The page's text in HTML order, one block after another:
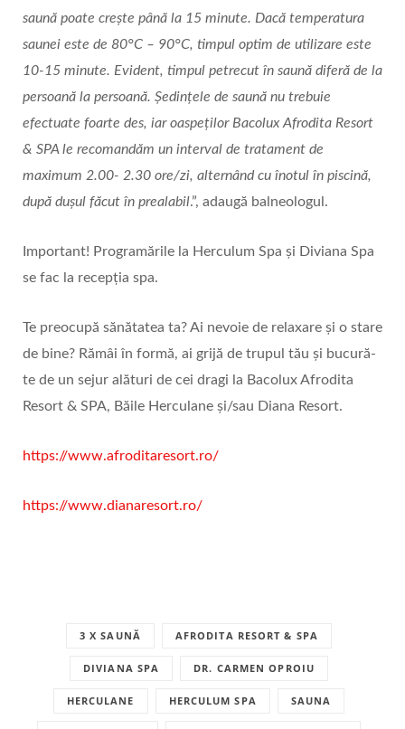
saună poate creşte până la 15 minute. Dacă temperatura
saunei este de 80°C – 90°C, timpul optim de utilizare este
10-15 minute. Evident, timpul petrecut în saună diferă de la
persoană la persoană. Şedinţele de saună nu trebuie
efectuate foarte des, iar oaspeților Bacolux Afrodita Resort
& SPA le recomandăm un interval de tratament de
maximum 2.00- 2.30 ore/zi, alternând cu înotul în piscină,
după dușul făcut în prealabil.”, adaugă balneologul.
Important! Programările la Herculum Spa și Diviana Spa
se fac la recepția spa.
Te preocupă sănătatea ta? Ai nevoie de relaxare și o stare
de bine? Rămâi în formă, ai grijă de trupul tău și bucură-
te de un sejur alături de cei dragi la Bacolux Afrodita
Resort & SPA, Băile Herculane și/sau Diana Resort.
https://www.afroditaresort.ro/
https://www.dianaresort.ro/
3 X SAUNĂ AFRODITA RESORT & SPA
DIVIANA SPA DR. CARMEN OPROIU
HERCULANE HERCULUM SPA SAUNA